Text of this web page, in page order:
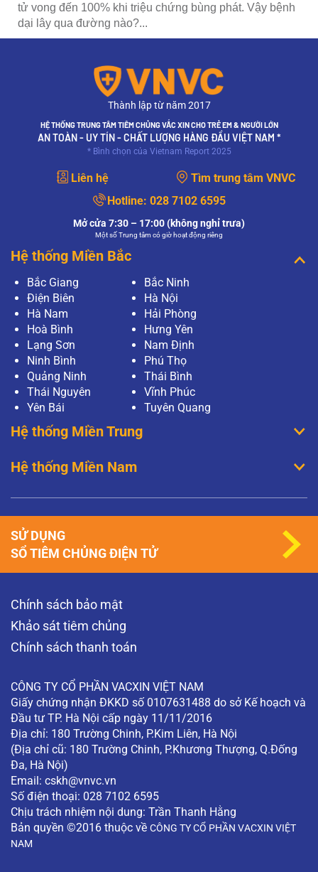
tử vong đến 100% khi triệu chứng bùng phát. Vậy bệnh
dại lây qua đường nào?...
Thành lập từ năm 2017
HỆ THỐNG TRUNG TÂM TIÊM CHỦNG VẮC XIN CHO TRẺ EM & NGƯỜI LỚN
AN TOÀN - UY TÍN - CHẤT LƯỢNG HÀNG ĐẦU VIỆT NAM *
* Bình chọn của Vietnam Report 2025
Liên hệ
Tìm trung tâm VNVC
Hotline: 028 7102 6595
Mở cửa 7:30 – 17:00 (không nghỉ trưa)
Một số Trung tâm có giờ hoạt động riêng
Hệ thống Miền Bắc
Bắc Giang
Bắc Ninh
Điện Biên
Hà Nội
Hà Nam
Hải Phòng
Hoà Bình
Hưng Yên
Lạng Sơn
Nam Định
Ninh Bình
Phú Thọ
Quảng Ninh
Thái Bình
Thái Nguyên
Vĩnh Phúc
Yên Bái
Tuyên Quang
Hệ thống Miền Trung
Hệ thống Miền Nam
Chính sách bảo mật
Khảo sát tiêm chủng
Chính sách thanh toán
CÔNG TY CỔ PHẦN VACXIN VIỆT NAM
Giấy chứng nhận ĐKKD số 0107631488 do sở Kế hoạch và
Đầu tư TP. Hà Nội cấp ngày 11/11/2016
Địa chỉ: 180 Trường Chinh, P.Kim Liên, Hà Nội
(Địa chỉ cũ: 180 Trường Chinh, P.Khương Thượng, Q.Đống
Đa, Hà Nội)
Email: cskh@vnvc.vn
Số điện thoại: 028 7102 6595
Chịu trách nhiệm nội dung: Trần Thanh Hằng
Bản quyền ©2016 thuộc về CÔNG TY CỔ PHẦN VACXIN VIỆT
NAM
SỬ DỤNG
SỔ TIÊM CHỦNG ĐIỆN TỬ